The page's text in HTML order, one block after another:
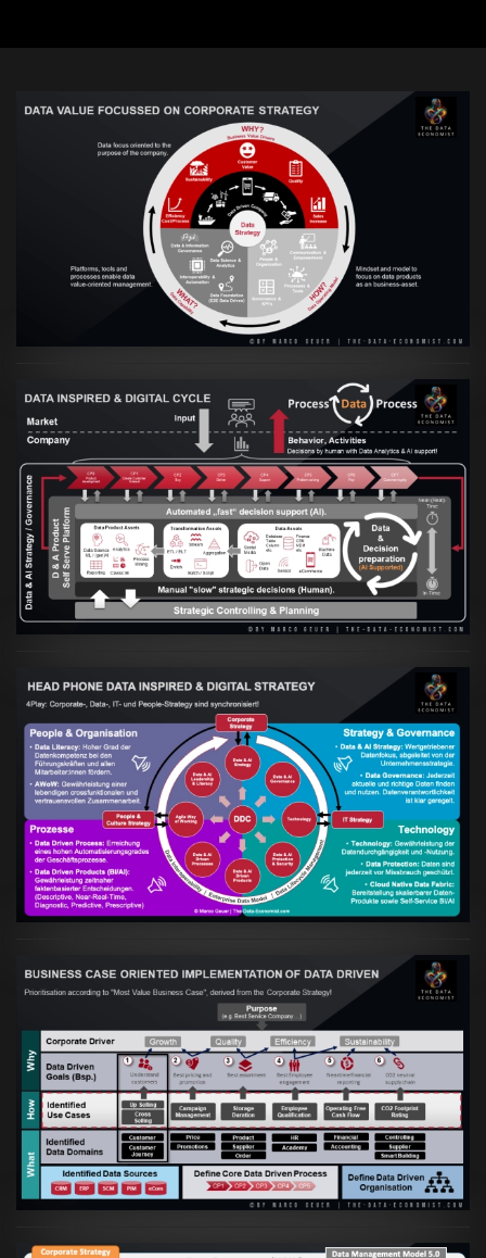
VIEW
Artikel:Prozesse und Daten müssen Hand
in Hand gehen
VIEW
Artikel:Kennst Du schon die "Head Phone
Data Driven Strategy"?
VIEW
Artikel:
Business Case orientierte
Etablierung einer Data Driven Company
VIEW